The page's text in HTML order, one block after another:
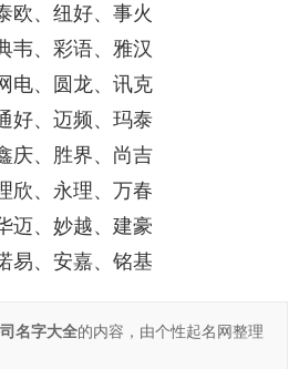
欧、纽好、事火
韦、彩语、雅汉
电、圆龙、讯克
好、迈频、玛泰
庆、胜界、尚吉
欣、永理、万春
迈、妙越、建豪
易、安嘉、铭基
名字大全的内容，由个性起名网整理